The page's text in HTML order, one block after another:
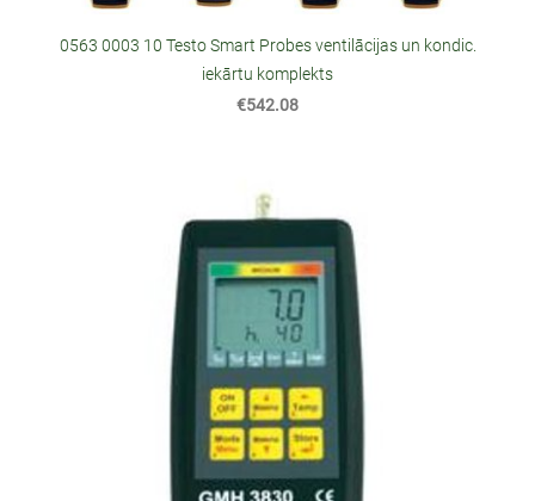
0563 0003 10 Testo Smart Probes ventilācijas un kondic.
iekārtu komplekts
€542.08